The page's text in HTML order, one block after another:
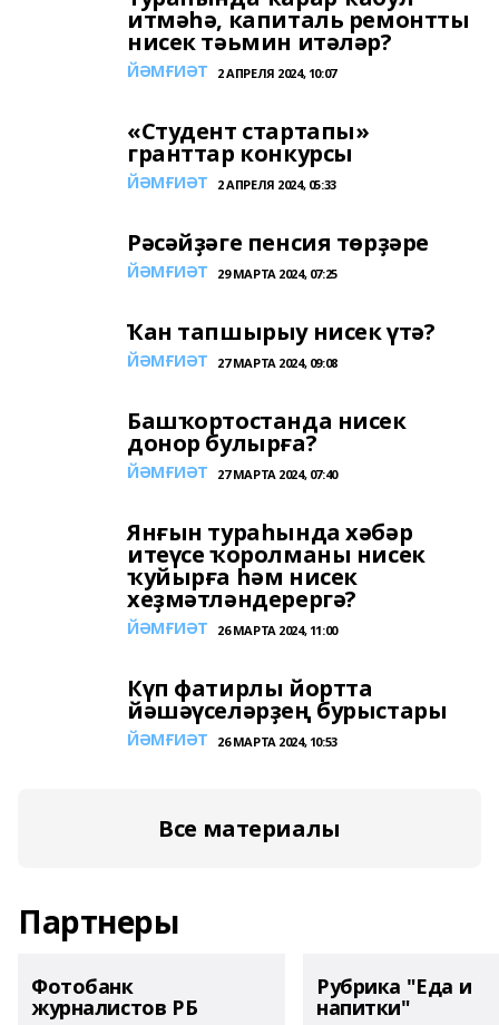
итмәһә, капиталь ремонтты
нисек тәьмин итәләр?
ЙӘМҒИӘТ 2 АПРЕЛЯ 2024, 10:07
«Студент стартапы»
гранттар конкурсы
ЙӘМҒИӘТ 2 АПРЕЛЯ 2024, 05:33
Рәсәйҙәге пенсия төрҙәре
ЙӘМҒИӘТ 29 МАРТА 2024, 07:25
Ҡан тапшырыу нисек үтә?
ЙӘМҒИӘТ 27 МАРТА 2024, 09:08
Башҡортостанда нисек
донор булырға?
ЙӘМҒИӘТ 27 МАРТА 2024, 07:40
Янғын тураһында хәбәр
итеүсе ҡоролманы нисек
ҡуйырға һәм нисек
хеҙмәтләндерергә?
ЙӘМҒИӘТ 26 МАРТА 2024, 11:00
Күп фатирлы йортта
йәшәүселәрҙең бурыстары
ЙӘМҒИӘТ 26 МАРТА 2024, 10:53
Все материалы
Партнеры
Фотобанк
журналистов РБ
Рубрика "Еда и
напитки"